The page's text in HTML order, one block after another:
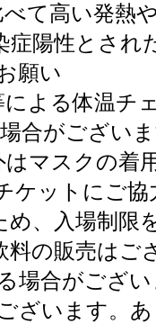
て高い発熱
陽性とされ
願い
よる体温チ
合がござい
マスクの着
ケットにご
め、入場制
料の販売は
場合がござ
ざいます。